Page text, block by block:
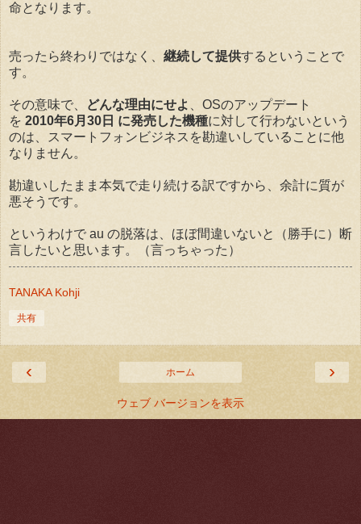
命となります。
売ったら終わりではなく、 継続して提供するということで
す。
その意味で、 どんな理由にせよ
、OSのアップデート
を 2010年6月30日 に発売した機種に対して行わないという
のは、スマートフォンビジネスを勘違いしていることに他
なりません。
勘違いしたまま本気で走り続ける訳ですから、余計に質が
悪そうです。
というわけで au の脱落は、ほぼ間違いないと（勝手に）断
言したいと思います。（言っちゃった）
TANAKA Kohji
共有
‹ ›
ホーム
ウェブ バージョンを表示